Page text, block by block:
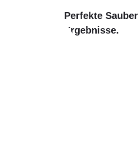
Perfekte
Ergebnisse.